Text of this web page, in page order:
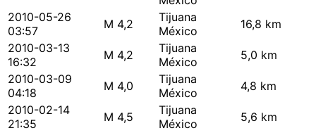
2010-05-26
03:57
M 4,2
Tijuana
México
16,8 km
2010-03-13
16:32
M 4,2
Tijuana
México
5,0 km
2010-03-09
04:18
M 4,0
Tijuana
México
4,8 km
2010-02-14
21:35
M 4,5
Tijuana
México
5,6 km